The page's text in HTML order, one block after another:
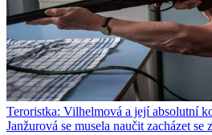
Teroristka: Vilhelmová a její absolutní
Janžurová se musela naučit zacházet se